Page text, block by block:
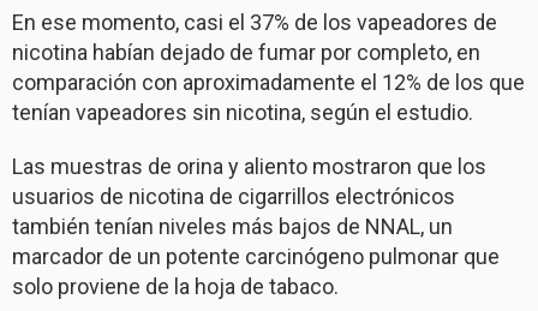
En ese momento, casi el 37% de los vapeadores de
nicotina habían dejado de fumar por completo, en
comparación con aproximadamente el 12% de los que
tenían vapeadores sin nicotina, según el estudio.
Las muestras de orina y aliento mostraron que los
usuarios de nicotina de cigarrillos electrónicos
también tenían niveles más bajos de NNAL, un
marcador de un potente carcinógeno pulmonar que
solo proviene de la hoja de tabaco.